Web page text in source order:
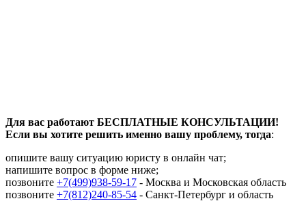
Для вас работают БЕСПЛАТНЫЕ КОНСУЛЬТАЦИИ!
Если вы хотите решить именно вашу проблему, тогда:
опишите вашу ситуацию юристу в онлайн чат;
напишите вопрос в форме ниже;
позвоните +7(499)938-59-17 - Москва и Московская область
позвоните +7(812)240-85-54 - Санкт-Петербург и область